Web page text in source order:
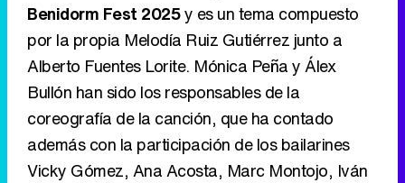
Benidorm Fest 2025y es un tema compuesto
por la propia Melodía Ruiz Gutiérrez junto a
Alberto Fuentes Lorite. Mónica Peña y Álex
Bullón han sido los responsables de la
coreografía de la canción, que ha contado
además con la participación de los bailarines
Vicky Gómez, Ana Acosta, Marc Montojo, Iván